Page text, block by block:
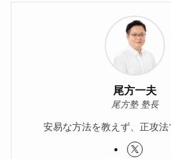
尾方一夫
尾方塾 塾長
安易な方法を教えず、正攻法